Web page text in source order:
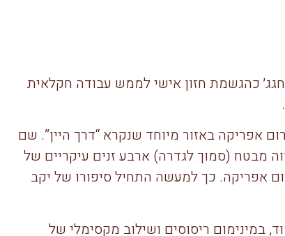
ידי עצמון ושרית חגג׳ כהגשמת חזון אישי לממש עבודה חקלאית
אפריקה באזור מיוחד שנקרא “דרך היין”. שם
(סמוך לגדרה) ארבע זנים עיקריים של
אפריקה. כך למעשה התחיל סיפורו של יקב
במינימום ריסוסים ושילוב מקסימלי של